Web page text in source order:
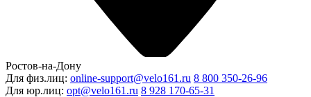
Ростов-на-Дону
Для физ.лиц: online-support@velo161.ru 8 800 350-26-96
Для юр.лиц: opt@velo161.ru 8 928 170-65-31